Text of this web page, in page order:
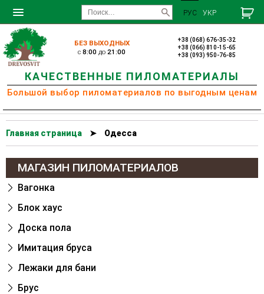
РУС УКР
БЕЗ ВЫХОДНЫХ
c8:00 до21:00
+38 (068) 676-35-32
+38 (066) 810-15-65
+38 (093) 950-76-85
КАЧЕСТВЕННЫЕ ПИЛОМАТЕРИАЛЫ
Большой выбор пиломатериалов по выгодным ценам
Главная страница ➤ Одесса
МАГАЗИН ПИЛОМАТЕРИАЛОВ
Вагонка
Блок хаус
Доска пола
Имитация бруса
Лежаки для бани
Брус